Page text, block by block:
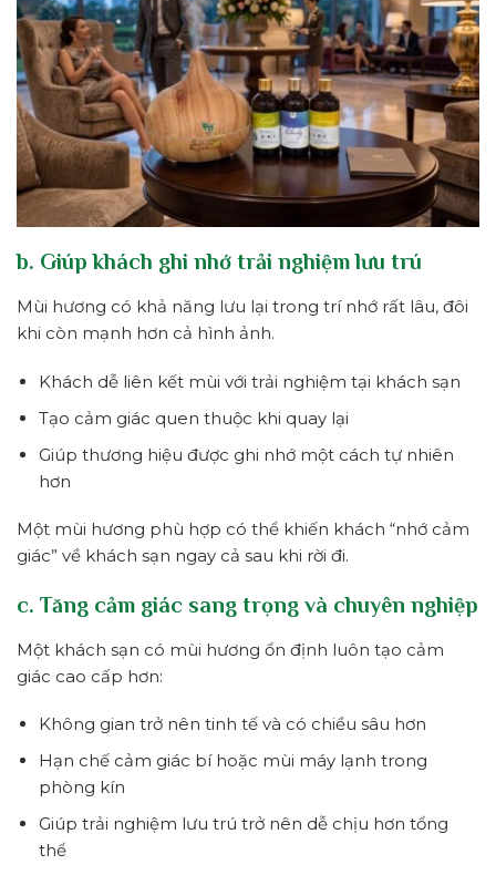
b. Giúp khách ghi nhớ trải nghiệm lưu trú
Mùi hương có khả năng lưu lại trong trí nhớ rất lâu, đôi
khi còn mạnh hơn cả hình ảnh.
Khách dễ liên kết mùi với trải nghiệm tại khách sạn
Tạo cảm giác quen thuộc khi quay lại
Giúp thương hiệu được ghi nhớ một cách tự nhiên
hơn
Một mùi hương phù hợp có thể khiến khách “nhớ cảm
giác” về khách sạn ngay cả sau khi rời đi.
c. Tăng cảm giác sang trọng và chuyên nghiệp
Một khách sạn có mùi hương ổn định luôn tạo cảm
giác cao cấp hơn:
Không gian trở nên tinh tế và có chiều sâu hơn
Hạn chế cảm giác bí hoặc mùi máy lạnh trong
phòng kín
Giúp trải nghiệm lưu trú trở nên dễ chịu hơn tổng
thể